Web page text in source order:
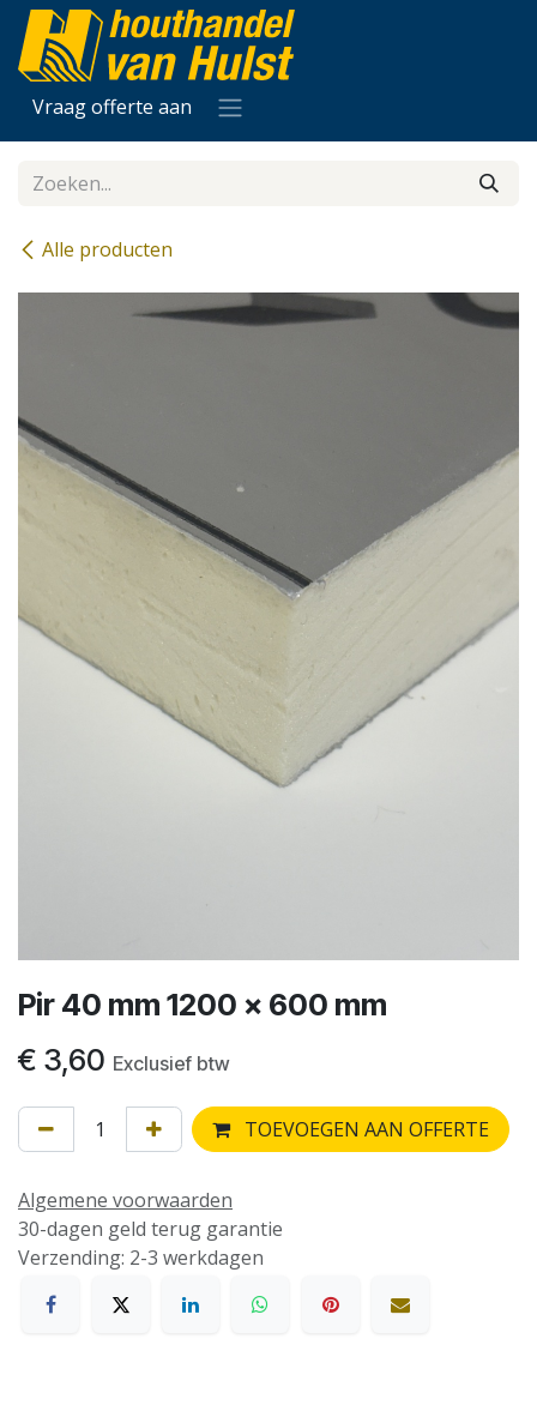
Overslaan naar inhoud
Vraag offerte aan
Alle producten
Pir 40 mm 1200 x 600 mm
€ 3,60 Exclusief btw
TOEVOEGEN AAN OFFERTE
Algemene voorwaarden
30-dagen geld terug garantie
Verzending: 2-3 werkdagen